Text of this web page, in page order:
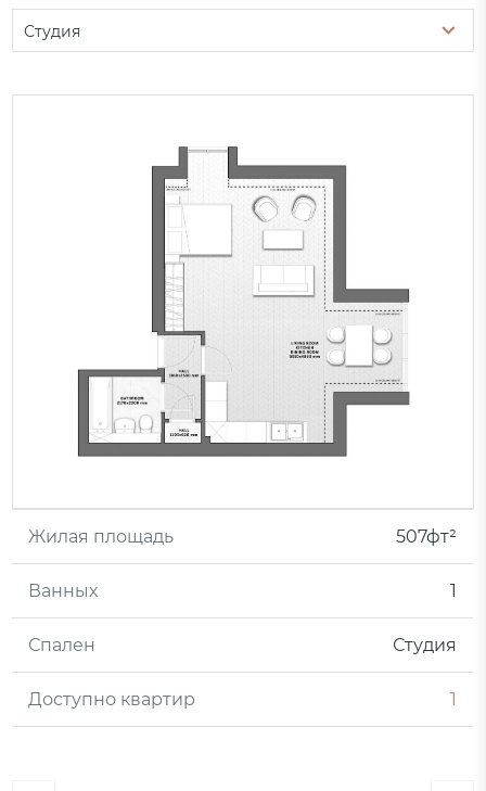
Студия
Жилая площадь 507фт²
Ванных 1
Спален Студия
Доступно квартир 1